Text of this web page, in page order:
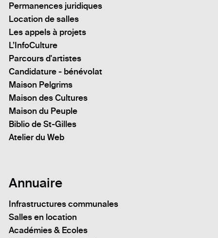
Permanences juridiques
Location de salles
Les appels à projets
L’InfoCulture
Parcours d'artistes
Candidature - bénévolat
Maison Pelgrims
Maison des Cultures
Maison du Peuple
Biblio de St-Gilles
Atelier du Web
Annuaire
Infrastructures communales
Salles en location
Académies & Ecoles